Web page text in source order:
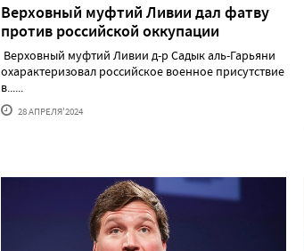
Верховный муфтий Ливии дал фатву
против российской оккупации
Верховный муфтий Ливии д-р Садык аль-Гарьяни
охарактеризовал российское военное присутствие
в......
28 АПРЕЛЯ'2024